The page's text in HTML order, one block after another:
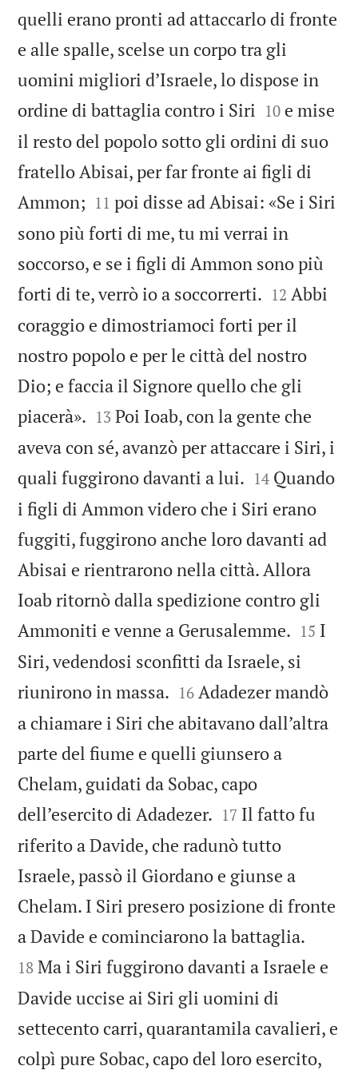
quelli erano pronti ad attaccarlo di fronte
e alle spalle, scelse un corpo tra gli
uomini migliori d’Israele, lo dispose in
ordine di battaglia contro i Siri 

10 e mise
il resto del popolo sotto gli ordini di suo
fratello Abisai, per far fronte ai figli di
Ammon; 

11 poi disse ad Abisai: «Se i Siri
sono più forti di me, tu mi verrai in
soccorso, e se i figli di Ammon sono più
forti di te, verrò io a soccorrerti. 

12 Abbi
coraggio e dimostriamoci forti per il
nostro popolo e per le città del nostro
Dio; e faccia il Signore quello che gli
piacerà». 

13 Poi Ioab, con la gente che
aveva con sé, avanzò per attaccare i Siri, i
quali fuggirono davanti a lui. 

14 Quando
i figli di Ammon videro che i Siri erano
fuggiti, fuggirono anche loro davanti ad
Abisai e rientrarono nella città. Allora
Ioab ritornò dalla spedizione contro gli
Ammoniti e venne a Gerusalemme. 

15 I
Siri, vedendosi sconfitti da Israele, si
riunirono in massa. 

16 Adadezer mandò
a chiamare i Siri che abitavano dall’altra
parte del fiume e quelli giunsero a
Chelam, guidati da Sobac, capo
dell’esercito di Adadezer. 

17 Il fatto fu
riferito a Davide, che radunò tutto
Israele, passò il Giordano e giunse a
Chelam. I Siri presero posizione di fronte
a Davide e cominciarono la battaglia.
18 Ma i Siri fuggirono davanti a Israele e
Davide uccise ai Siri gli uomini di
settecento carri, quarantamila cavalieri, e
colpì pure Sobac, capo del loro esercito,